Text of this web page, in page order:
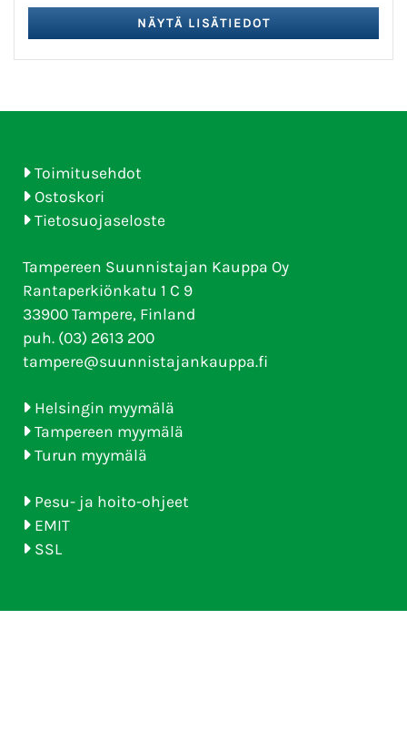
Toimitusehdot
Ostoskori
Tietosuojaseloste
Tampereen Suunnistajan Kauppa Oy
Rantaperkiönkatu 1 C 9
33900 Tampere, Finland
puh. (03) 2613 200
tampere@suunnistajankauppa.fi
Helsingin myymälä
Tampereen myymälä
Turun myymälä
Pesu- ja hoito-ohjeet
EMIT
SSL